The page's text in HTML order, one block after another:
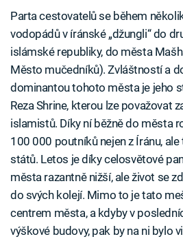
Parta cestovatelů se během
vodopádů v íránské „džungli“ do
islámské republiky, do města
Město mučedníků). Zvláštností a
dominantou tohoto města je jeho
Reza Shrine, kterou lze považovat
islamistů. Díky ní běžně do města
100 000 poutníků nejen z Íránu,
států. Letos je díky celosvětové
města razantně nižší, ale život se
do svých kolejí. Mimo to je tato
centrem města, a kdyby v
výškové budovy, pak by na ni bylo